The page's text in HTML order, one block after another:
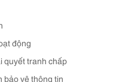
động
quyết tranh chấp
bảo vệ thông tin